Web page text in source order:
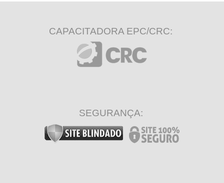
CAPACITADORA EPC/CRC:
SEGURANÇA: